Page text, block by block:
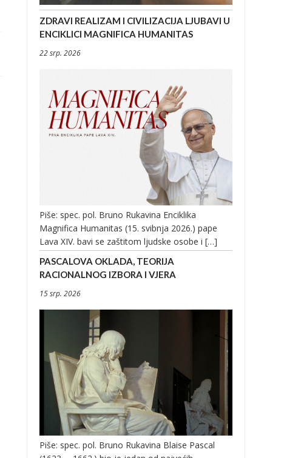
ZDRAVI REALIZAM I CIVILIZACIJA LJUBAVI U
ENCIKLICI MAGNIFICA HUMANITAS
22 srp. 2026
Piše: spec. pol. Bruno Rukavina Enciklika
Magnifica Humanitas (15. svibnja 2026.) pape
Lava XIV. bavi se zaštitom ljudske osobe i […]
PASCALOVA OKLADA, TEORIJA
RACIONALNOG IZBORA I VJERA
15 srp. 2026
Piše: spec. pol. Bruno Rukavina Blaise Pascal